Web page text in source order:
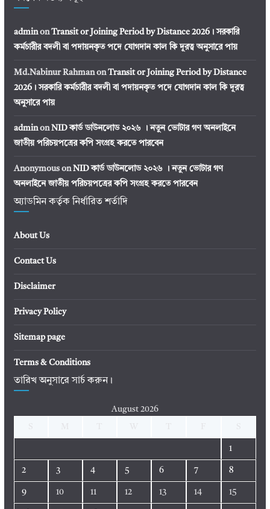
adminonTransit or Joining Period by Distance 2026। সরকারি
কর্মচারীর বদলী বা পদায়নকৃত পদে যোগদান কাল কি দূরত্ব অনুসারে পায়
Md.Nabinur RahmanonTransit or Joining Period by Distance
2026। সরকারি কর্মচারীর বদলী বা পদায়নকৃত পদে যোগদান কাল কি দূরত্ব
অনুসারে পায়
adminonNID কার্ড ডাউনলোড ২০২৬ । নতুন ভোটার গণ অনলাইনে
জাতীয় পরিচয়পত্রের কপি সংগ্রহ করতে পারবেন
AnonymousonNID কার্ড ডাউনলোড ২০২৬ । নতুন ভোটার গণ
অনলাইনে জাতীয় পরিচয়পত্রের কপি সংগ্রহ করতে পারবেন
অ্যাডমিন কর্তৃক নির্ধারিত শর্তাদি
About Us
Contact Us
Disclaimer
Privacy Policy
Sitemap page
Terms & Conditions
তারিখ অনুসারে সার্চ করুন।
August 2026
1
2 3 4 5 6 7 8
9 10 11 12 13 14 15